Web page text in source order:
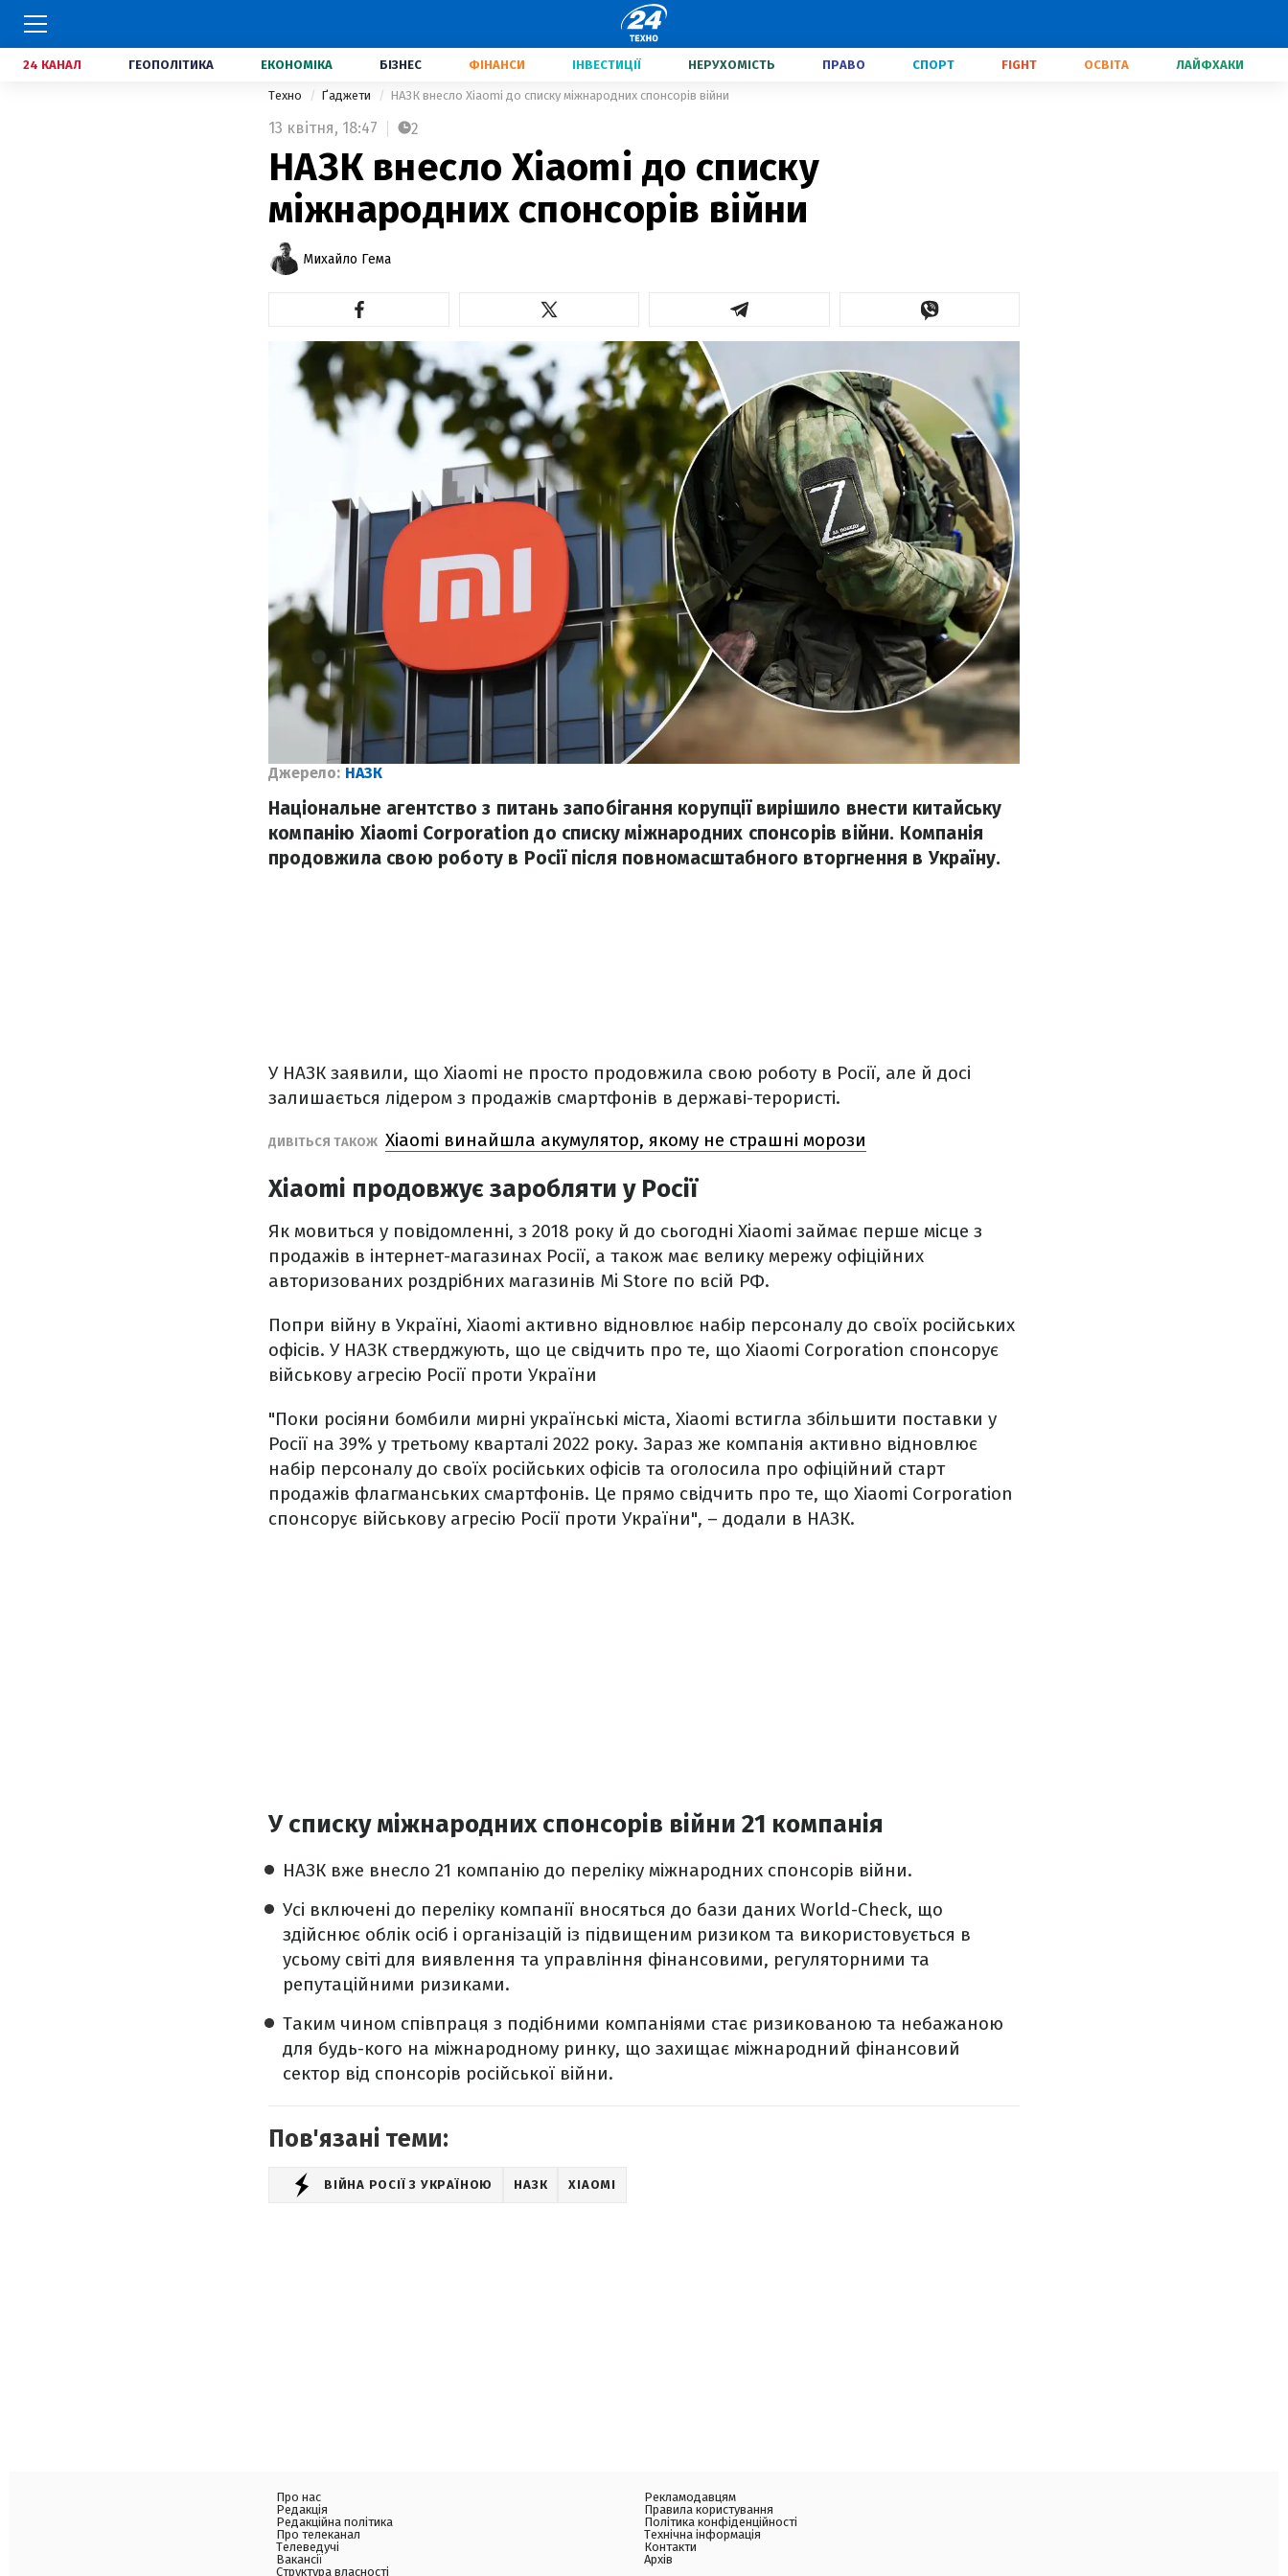
24 КАНАЛ ГЕОПОЛІТИКА ЕКОНОМІКА БІЗНЕС ФІНАНСИ ІНВЕСТИЦІЇ НЕРУХОМІСТЬ ПРАВО СПОРТ FIGHT ОСВІТА ЛАЙФХАКИ
Техно Ґаджети НАЗК внесло Xiaomi до списку міжнародних спонсорів війни
13 квітня, 18:47 2
НАЗК внесло Xiaomi до списку
міжнародних спонсорів війни
Михайло Гема
Джерело: НАЗК
Національне агентство з питань запобігання корупції вирішило внести китайську
компанію Xiaomi Corporation до списку міжнародних спонсорів війни. Компанія
продовжила свою роботу в Росії після повномасштабного вторгнення в Україну.
У НАЗК заявили, що Xiaomi не просто продовжила свою роботу в Росії, але й досі
залишається лідером з продажів смартфонів в державі-терористі.
ДИВІТЬСЯ ТАКОЖ Xiaomi винайшла акумулятор, якому не страшні морози
Xiaomi продовжує заробляти у Росії
Як мовиться у повідомленні, з 2018 року й до сьогодні Xiaomi займає перше місце з
продажів в інтернет-магазинах Росії, а також має велику мережу офіційних
авторизованих роздрібних магазинів Mi Store по всій РФ.
Попри війну в Україні, Xiaomi активно відновлює набір персоналу до своїх російських
офісів. У НАЗК стверджують, що це свідчить про те, що Xiaomi Corporation спонсорує
військову агресію Росії проти України
"Поки росіяни бомбили мирні українські міста, Xiaomi встигла збільшити поставки у
Росії на 39% у третьому кварталі 2022 року. Зараз же компанія активно відновлює
набір персоналу до своїх російських офісів та оголосила про офіційний старт
продажів флагманських смартфонів. Це прямо свідчить про те, що Xiaomi Corporation
спонсорує військову агресію Росії проти України", – додали в НАЗК.
У списку міжнародних спонсорів війни 21 компанія
НАЗК вже внесло 21 компанію до переліку міжнародних спонсорів війни.
Усі включені до переліку компанії вносяться до бази даних World-Check, що
здійснює облік осіб і організацій із підвищеним ризиком та використовується в
усьому світі для виявлення та управління фінансовими, регуляторними та
репутаційними ризиками.
Таким чином співпраця з подібними компаніями стає ризикованою та небажаною
для будь-кого на міжнародному ринку, що захищає міжнародний фінансовий
сектор від спонсорів російської війни.
Пов'язані теми:
ВІЙНА РОСІЇ З УКРАЇНОЮ НАЗК XIAOMI
Про нас
Редакція
Редакційна політика
Про телеканал
Телеведучі
Вакансії
Структура власності
Рекламодавцям
Правила користування
Політика конфіденційності
Технічна інформація
Контакти
Архів